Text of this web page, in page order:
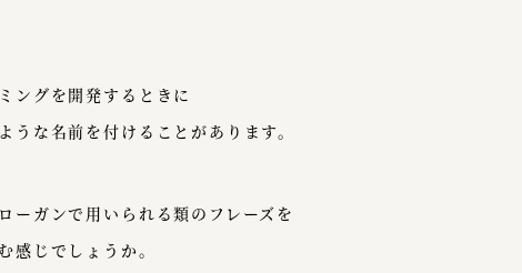
ングを開発するときに
うな名前を付けることがあります。
ーガンで用いられる類のフレーズを
感じでしょうか。